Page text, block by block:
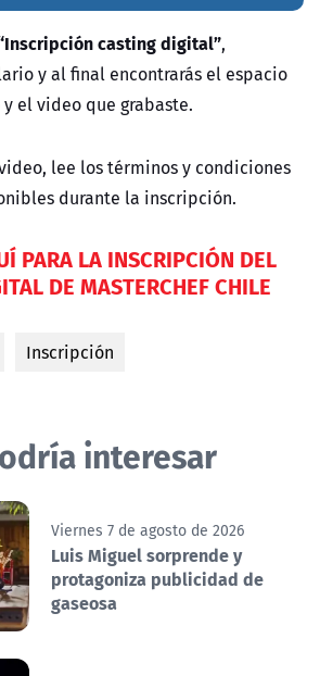
casting digital”,
y al final encontrarás el espacio
el video que grabaste.
lee los términos y condiciones
durante la inscripción.
PARA LA INSCRIPCIÓN DEL
DE MASTERCHEF CHILE
Inscripción
interesar
Viernes 7 de agosto de 2026
Luis Miguel sorprende y
protagoniza publicidad de
gaseosa